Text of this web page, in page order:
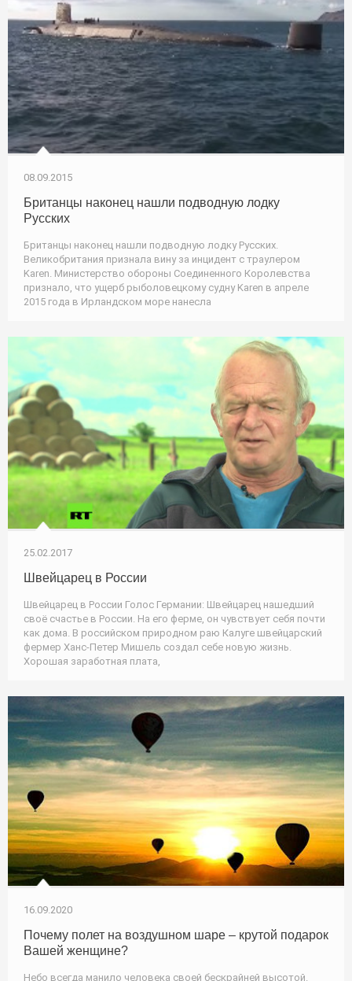
08.09.2015
Британцы наконец нашли подводную лодку
Русских
Британцы наконец нашли подводную лодку Русских.
Великобритания признала вину за инцидент с траулером
Karen. Министерство обороны Соединенного Королевства
признало, что ущерб рыболовецкому судну Karen в апреле
2015 года в Ирландском море нанесла
25.02.2017
Швейцарец в России
Швейцарец в России Голос Германии: Швейцарец нашедший
своё счастье в России. На его ферме, он чувствует себя почти
как дома. В российском природном раю Калуге швейцарский
фермер Ханс-Петер Мишель создал себе новую жизнь.
Хорошая заработная плата,
16.09.2020
Почему полет на воздушном шаре ‒ крутой подарок
Вашей женщине?
Небо всегда манило человека своей бескрайней высотой.